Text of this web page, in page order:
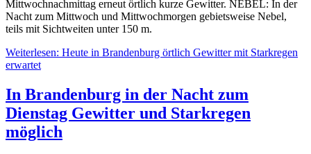
Mittwochnachmittag erneut örtlich kurze Gewitter. NEBEL: In der
Nacht zum Mittwoch und Mittwochmorgen gebietsweise Nebel,
teils mit Sichtweiten unter 150 m.
Weiterlesen: Heute in Brandenburg örtlich Gewitter mit Starkregen
erwartet
In Brandenburg in der Nacht zum
Dienstag Gewitter und Starkregen
möglich